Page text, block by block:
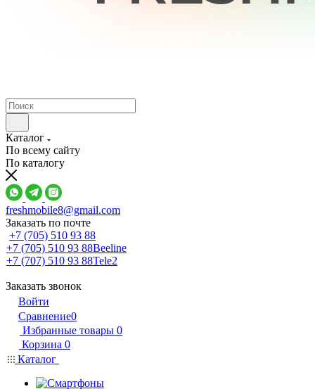
Каталог
По всему сайту
По каталогу
freshmobile8@gmail.com
Заказать по почте
+7 (705) 510 93 88
+7 (705) 510 93 88Beeline
+7 (707) 510 93 88Tele2
Заказать звонок
Войти
Сравнение0
Избранные товары 0
Корзина 0
Каталог